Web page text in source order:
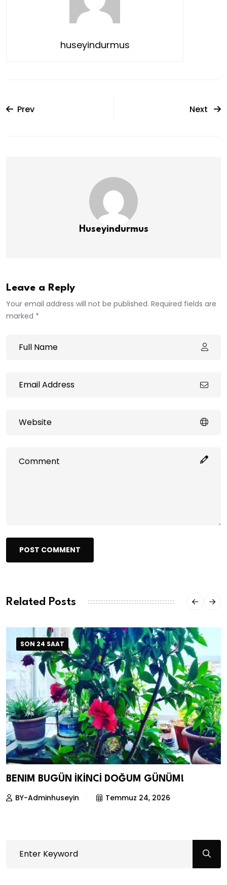
huseyindurmus
Prev Next
Huseyindurmus
Leave a Reply
Your email address will not be published. Required fields are
marked *
POST COMMENT
Related Posts
SON 24 SAAT
BENIM BUGÜN İKİNCİ DOĞUM GÜNÜM!
BY-Adminhuseyin Temmuz 24, 2026